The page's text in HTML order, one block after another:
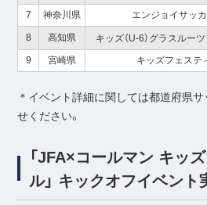
7
神奈川県 エンジョイサッ
8 高知県 キッズ（U-6）グラスルー
9 宮崎県 キッズフェステ
＊イベント詳細に関しては都道府県
せください。
「JFA×コールマン キッ
ル」 キックオフイベント